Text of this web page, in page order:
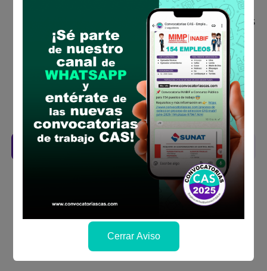
Antes de postular, verifica si cumples con los
requisitos para el puesto
Prepara tu documentación y presentalo en
la fechas y por los medios que indica las
bases
Revisar el cronograma para conocer cuando
se publicará los resultados
Descarga aquí las Bases
Cerrar Aviso